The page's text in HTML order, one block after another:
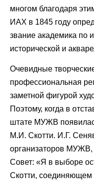
многом благодаря
ИАХ в 1845 году
звание академика по
исторической и
Очевидные
профессиональная
заметной фигурой
Поэтому, когда в
штате МУЖВ
М.И. Скотти. И.Г.
организаторов МУЖВ,
Совет: «Я в выборе
Скотти, соединяющем